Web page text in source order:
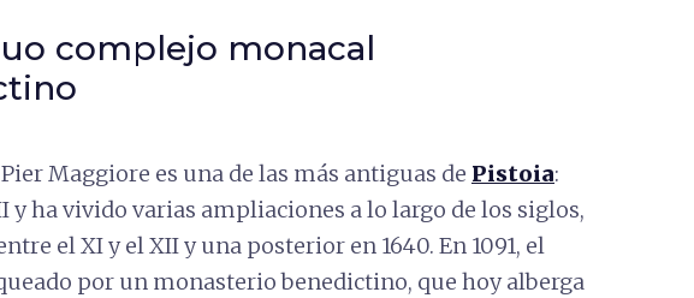
complejo monacal
Maggiore es una de las más antiguas de Pistoia:
y ha vivido varias ampliaciones a lo largo de los siglos,
el XI y el XII y una posterior en 1640. En 1091, el
por un monasterio benedictino, que hoy alberga